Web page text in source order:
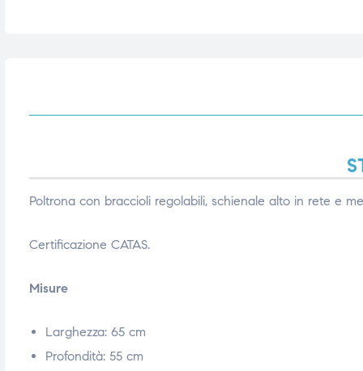
Poltrona con braccioli regolabili, schienale alto in rete e
Certificazione CATAS.
Misure
Larghezza: 65 cm
Profondità: 55 cm